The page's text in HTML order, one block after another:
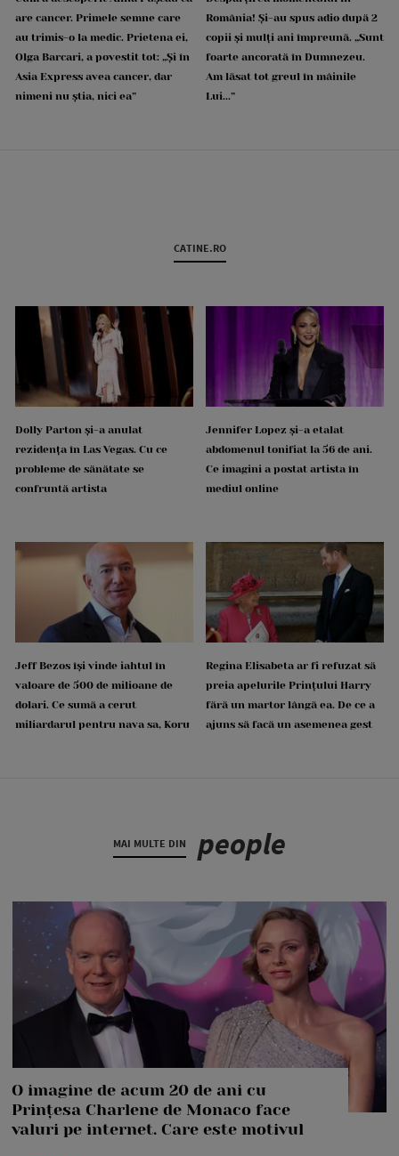
are cancer. Primele semne care
au trimis-o la medic. Prietena ei,
Olga Barcari, a povestit tot: „Și în
Asia Express avea cancer, dar
nimeni nu știa, nici ea”
România! Și-au spus adio după 2
copii și mulți ani împreună. „Sunt
foarte ancorată în Dumnezeu.
Am lăsat tot greul în mâinile
Lui...”
CATINE.RO
Dolly Parton și-a anulat
rezidența în Las Vegas. Cu ce
probleme de sănătate se
confruntă artista
Jennifer Lopez și-a etalat
abdomenul tonifiat la 56 de ani.
Ce imagini a postat artista în
mediul online
Jeff Bezos își vinde iahtul în
valoare de 500 de milioane de
dolari. Ce sumă a cerut
miliardarul pentru nava sa, Koru
Regina Elisabeta ar fi refuzat să
preia apelurile Prințului Harry
fără un martor lângă ea. De ce a
ajuns să facă un asemenea gest
MAI MULTE DIN people
O imagine de acum 20 de ani cu
Prințesa Charlene de Monaco face
valuri pe internet. Care este motivul